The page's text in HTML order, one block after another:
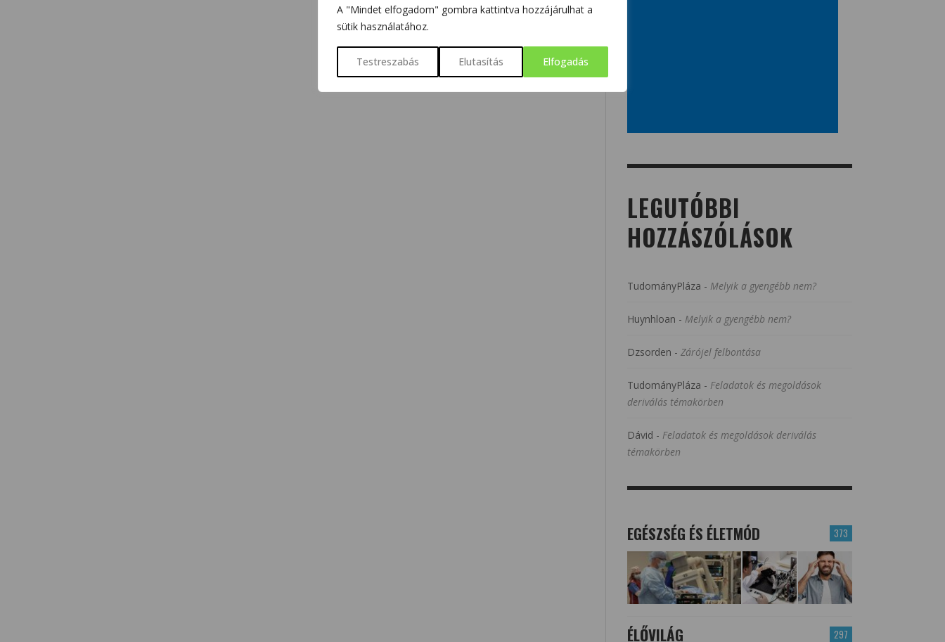
A "Mindet elfogadom" gombra kattintva hozzájárulhat a
sütik használatához.
Testreszabás Elutasítás Elfogadás
LEGUTÓBBI
HOZZÁSZÓLÁSOK
TudományPláza - Melyik a gyengébb nem?
Huynhloan - Melyik a gyengébb nem?
Dzsorden - Zárójel felbontása
TudományPláza - Feladatok és megoldások
deriválás témakörben
Dávid - Feladatok és megoldások deriválás
témakörben
373
EGÉSZSÉG ÉS ÉLETMÓD
297
ÉLŐVILÁG